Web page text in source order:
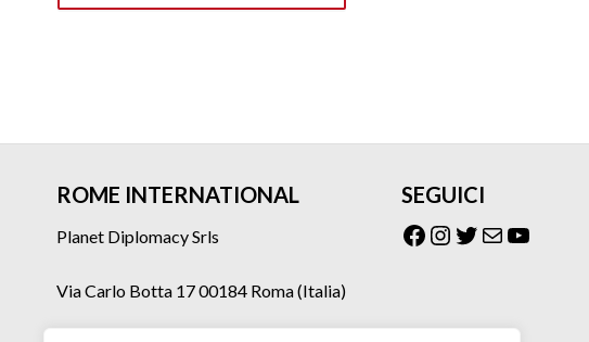
ROME INTERNATIONAL
Planet Diplomacy Srls
Via Carlo Botta 17 00184 Roma (Italia)
SEGUICI
Facebook
Instagram
Twitter
EmailYouTube